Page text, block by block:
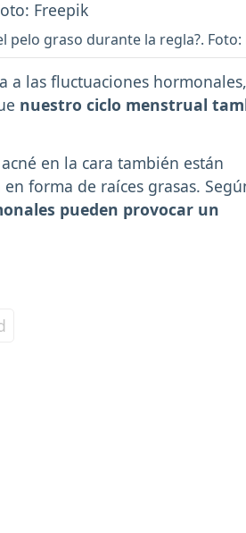
pelo graso durante la regla?. Foto:
a las fluctuaciones
nuestro ciclo menstrual
en la cara también están
forma de raíces grasas.
pueden provocar un